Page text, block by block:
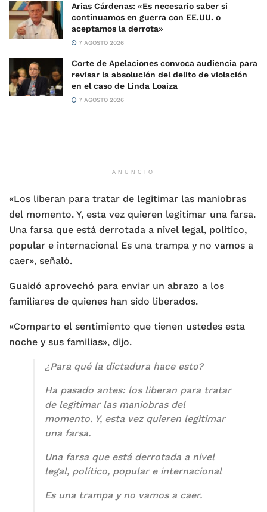
Arias Cárdenas: «Es necesario saber si
continuamos en guerra con EE.UU. o
aceptamos la derrota»
7 AGOSTO 2026
Corte de Apelaciones convoca audiencia para
revisar la absolución del delito de violación
en el caso de Linda Loaiza
7 AGOSTO 2026
ANUNCIO
«Los liberan para tratar de legitimar las maniobras
del momento. Y, esta vez quieren legitimar una farsa.
Una farsa que está derrotada a nivel legal, político,
popular e internacional Es una trampa y no vamos a
caer», señaló.
Guaidó aprovechó para enviar un abrazo a los
familiares de quienes han sido liberados.
«Comparto el sentimiento que tienen ustedes esta
noche y sus familias», dijo.
¿Para qué la dictadura hace esto?
Ha pasado antes: los liberan para tratar
de legitimar las maniobras del
momento. Y, esta vez quieren legitimar
una farsa.
Una farsa que está derrotada a nivel
legal, político, popular e internacional
Es una trampa y no vamos a caer.